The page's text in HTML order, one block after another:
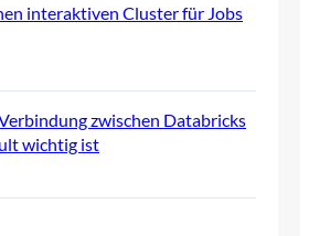
interaktiven Cluster für Jobs
zwischen Databricks
wichtig ist